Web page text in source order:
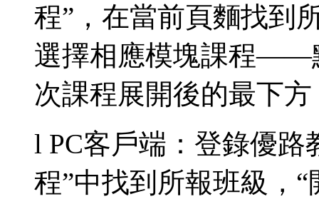
程”，在當前頁麵找到
選擇相應模塊課程——
次課程展開後的最下
l PC客戶端：登錄優
程”中找到所報班級，